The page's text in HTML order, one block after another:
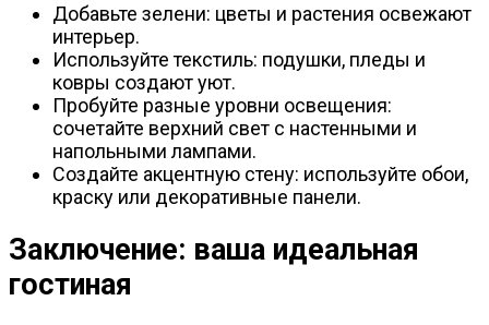
Добавьте зелени: цветы и растения освежают
интерьер.
Используйте текстиль: подушки, пледы и
ковры создают уют.
Пробуйте разные уровни освещения:
сочетайте верхний свет с настенными и
напольными лампами.
Создайте акцентную стену: используйте обои,
краску или декоративные панели.
Заключение: ваша идеальная
гостиная